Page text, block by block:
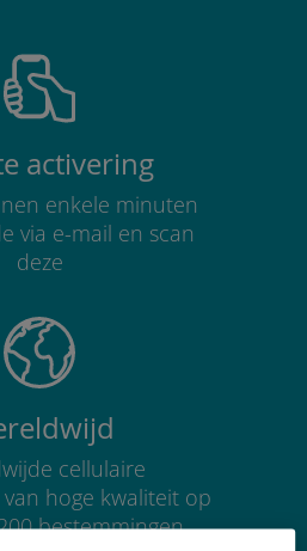
activering
enkele minuten
via e-mail en scan
deze
cellulaire
hoge kwaliteit op
bestemmingen